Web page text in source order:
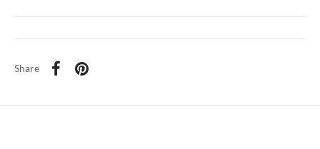
Share